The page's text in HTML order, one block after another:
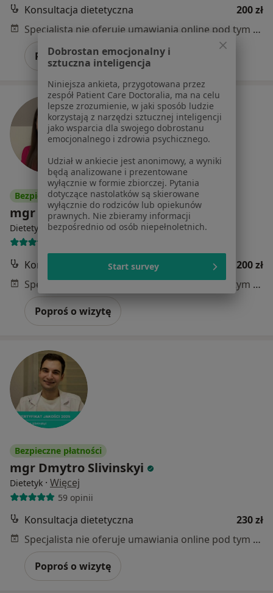
Konsultacja dietetyczna
200 zł
Specjalista nie oferuje umawiania online pod tym adresem.
Poproś o wizytę
Bezpieczne płatności
mgr Aleksandra Proboszcz
Dietetyk ·Więcej
Konsultacja online
200 zł
Specjalista nie oferuje umawiania online pod tym adresem.
Poproś o wizytę
Bezpieczne płatności
mgr Dmytro Slivinskyi
Dietetyk · Więcej
59 opinii
Konsultacja dietetyczna
230 zł
Specjalista nie oferuje umawiania online pod tym adresem.
Poproś o wizytę
Dobrostan emocjonalny i
sztuczna inteligencja
Niniejsza ankieta, przygotowana przez
zespół Patient Care Doctoralia, ma na celu
lepsze zrozumienie, w jaki sposób ludzie
korzystają z narzędzi sztucznej inteligencji
jako wsparcia dla swojego dobrostanu
emocjonalnego i zdrowia psychicznego.
Udział w ankiecie jest anonimowy, a wyniki
będą analizowane i prezentowane
wyłącznie w formie zbiorczej. Pytania
dotyczące nastolatków są skierowane
wyłącznie do rodziców lub opiekunów
prawnych. Nie zbieramy informacji
bezpośrednio od osób niepełnoletnich.
Start survey